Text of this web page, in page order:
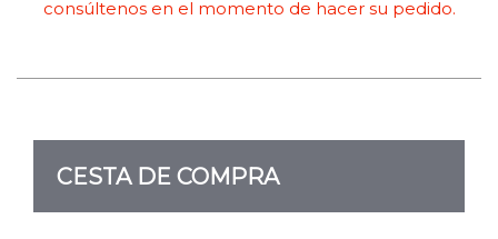
consúltenos en el momento de hacer su pedido.
CESTA DE COMPRA